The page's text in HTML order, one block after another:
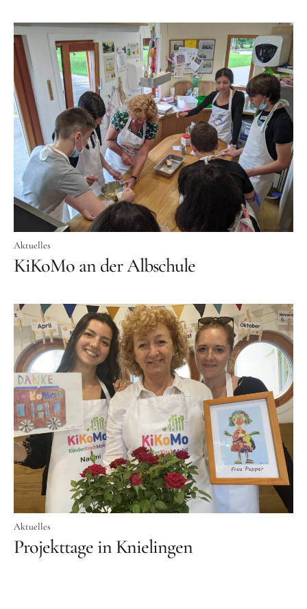
Aktuelles
KiKoMo an der Albschule
Aktuelles
Projekttage in Knielingen